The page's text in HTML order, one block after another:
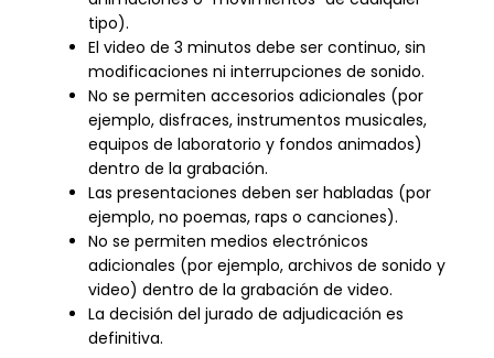
tipo).
El video de 3 minutos debe ser continuo, sin
modificaciones ni interrupciones de sonido.
No se permiten accesorios adicionales (por
ejemplo, disfraces, instrumentos musicales,
equipos de laboratorio y fondos animados)
dentro de la grabación.
Las presentaciones deben ser habladas (por
ejemplo, no poemas, raps o canciones).
No se permiten medios electrónicos
adicionales (por ejemplo, archivos de sonido y
video) dentro de la grabación de video.
La decisión del jurado de adjudicación es
definitiva.